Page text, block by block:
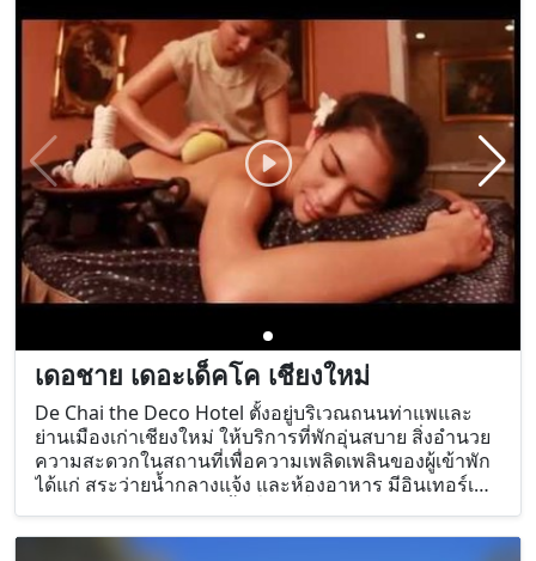
เดอชาย เดอะเด็คโค เชียงใหม่
De Chai the Deco Hotel ตั้งอยู่บริเวณถนนท่าแพและ
ย่านเมืองเก่าเชียงใหม่ ให้บริการที่พักอุ่นสบาย สิ่งอำนวย
ความสะดวกในสถานที่เพื่อความเพลิดเพลินของผู้เข้าพัก
ได้แก่ สระว่ายน้ำกลางแจ้ง และห้องอาหาร มีอินเทอร์เน็ต